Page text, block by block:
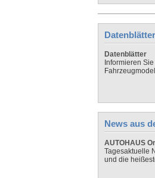
Datenblätter
Informieren
News aus
AUTOHAUS
Tagesaktuelle
und die